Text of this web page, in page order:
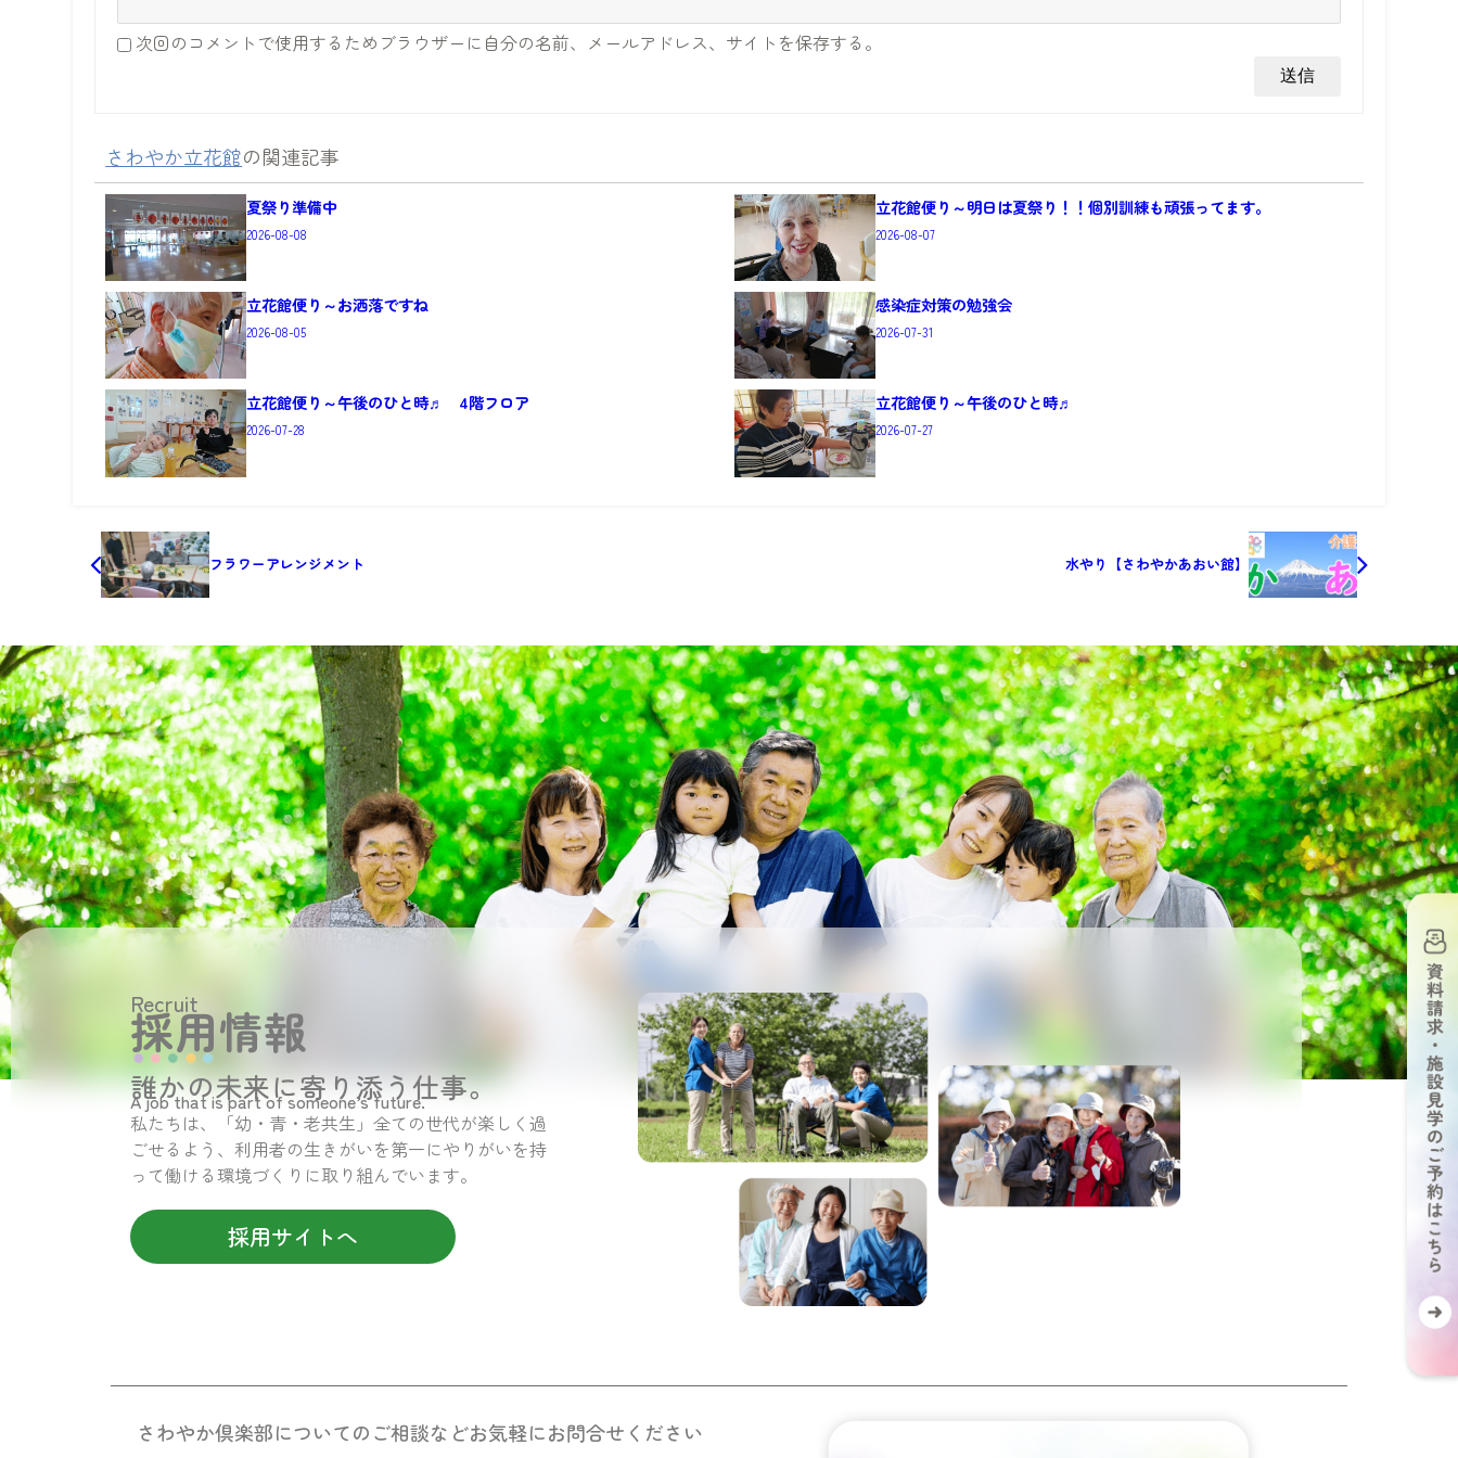
次回のコメントで使用するためブラウザーに自分の名前、メールアドレス、サイトを保存する。
さわやか立花館の関連記事
夏祭り準備中
2026-08-08
立花館便り～明日は夏祭り！！個別訓練も頑張ってます。
2026-08-07
立花館便り～お洒落ですね
2026-08-05
感染症対策の勉強会
2026-07-31
立花館便り～午後のひと時♬ 4階フロア
2026-07-28
立花館便り～午後のひと時♬
2026-07-27
フラワーアレンジメント 水やり【さわやかあおい館】
Recruit
採用情報
誰かの未来に寄り添う仕事。
A job that is part of someone’s future.
私たちは、「幼・青・老共生」全ての世代が楽しく過
ごせるよう、利用者の生きがいを第一にやりがいを持
って働ける環境づくりに取り組んでいます。
採用サイトへ
さわやか倶楽部についてのご相談などお気軽にお問合せください